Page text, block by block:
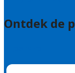
Ontdek de